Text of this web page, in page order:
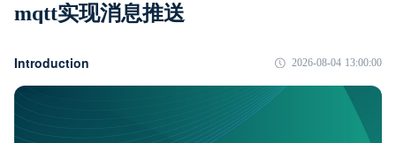
mqtt实现消息推送
Introduction 2026-08-04 13:00:00